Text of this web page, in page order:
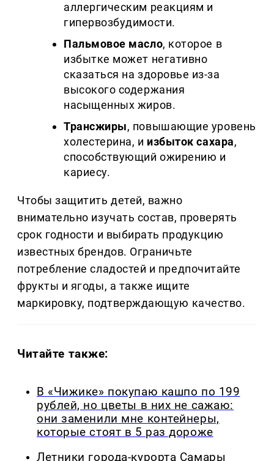
аллергическим реакциям и
гипервозбудимости.
Пальмовое масло, которое в
избытке может негативно
сказаться на здоровье из-за
высокого содержания
насыщенных жиров.
Трансжиры, повышающие уровень
холестерина, и избыток сахара,
способствующий ожирению и
кариесу.
Чтобы защитить детей, важно
внимательно изучать состав, проверять
срок годности и выбирать продукцию
известных брендов. Ограничьте
потребление сладостей и предпочитайте
фрукты и ягоды, а также ищите
маркировку, подтверждающую качество.
Читайте также:
В «Чижике» покупаю кашпо по 199
рублей, но цветы в них не сажаю:
они заменили мне контейнеры,
которые стоят в 5 раз дороже
Летники города-курорта Самары